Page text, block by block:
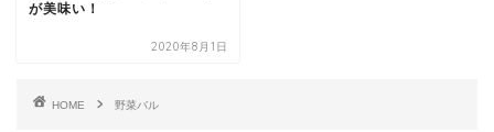
が美味い！
2020年8月1日
HOME 野菜バル